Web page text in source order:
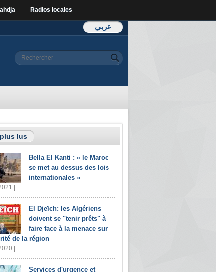
Radios locales
عربي
Formulaire de
Rechercher
lus
Bella El Kanti : « le Maroc
se met au dessus des lois
internationales »
|
El Djeïch: les Algériens
doivent se "tenir prêts" à
faire face à la menace sur
de la région
|
Services d'urgence et